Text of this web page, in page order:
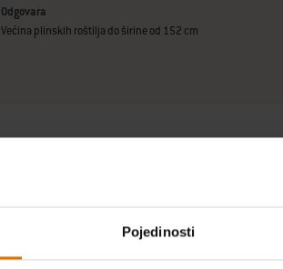
Pojedinosti
Odgovara
Većina plinskih roštilja do širine od 152 cm